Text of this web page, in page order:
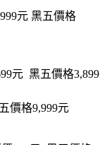
元 黑五價格
元 黑五價格3,899
價格9,999元